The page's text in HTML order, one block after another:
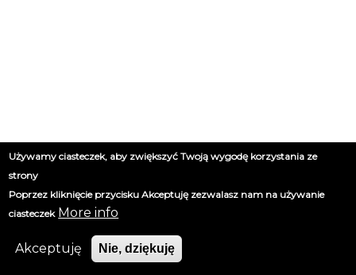
Używamy ciasteczek, aby zwiększyć Twoją wygodę korzystania ze
strony
Poprzez kliknięcie przycisku Akceptuję zezwalasz nam na używanie
ciasteczek More info
Akceptuję Nie, dziękuję